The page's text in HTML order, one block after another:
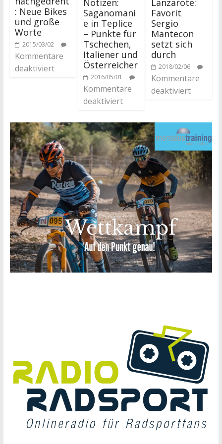
: Neue Bikes
und große
Worte
2015/03/02
Kommentare
deaktiviert
Notizen:
Saganomani
e in Teplice
– Punkte für
Tschechen,
Italiener und
Österreicher
2016/05/01
Kommentare
deaktiviert
Lanzarote:
Favorit
Sergio
Mantecon
setzt sich
durch
2018/02/06
Kommentare
deaktiviert